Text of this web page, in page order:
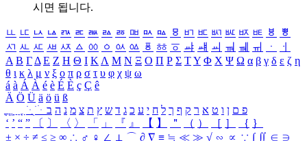
시면 됩니다.
ㅥ ㅦ ㅧ ㅨ ㅩ ㅪ ㅫ ㅬ ㅭ ㅮ ㅯ ㅰ ㅱ ㅲ ㅳ ㅴ ㅵ ㅶ ㅷ ㅸ
ㅹ
ㅺ ㅻ ㅼ ㅽ ㅾ ㅿ ㆀ ㆁ ㆂ ㆃ ㆄ ㆅ ㆆ ㆇ ㆈ ㆉ ㆊ ㆋ ㆌ ㆍ
ㆎ
Α Β ΓΔ Ε Ζ Η Θ Ι ΚΛ Μ Ν Ξ Ο Π Ρ Σ ΤΥ Φ Χ Ψ Ω α β γ δ ε ζ η
θ ι κ λ μ ν ξ ο π ρ σ τ υ φ χ ψ ω
á à Á À é è É È ç Ç ê
Ä Ö Ü ä ö ü ß
ִֶֹ ֻּ ׁׂ פ ם ן ו ט א ר ק ף ך ל ח י ע כ ג ד ש ץ ת צ מ נ ה ב
‘ ’ “ ” 〔 〕 〈 〉 「 」 『 』 【 】 ＂ （ ） ［ ］ ｛ ｝
± × ÷ ≠ ≤ ≥ ∞ ∴ ♂ ♀ ∠ ⊥ ⌒ ∂ ∇ ≡ ≒ ≪ ≫ √ ∽ ∝ ∵ ∫ ∬ ∈ ∋